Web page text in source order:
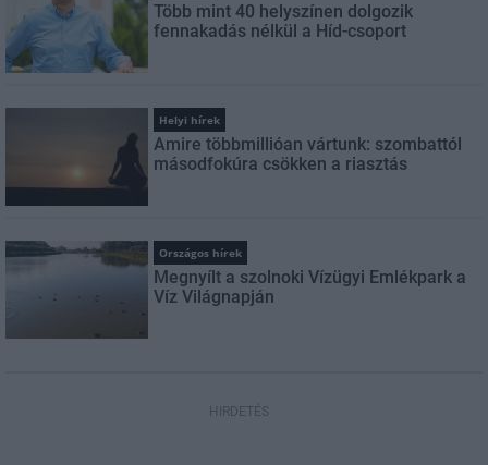
Több mint 40 helyszínen dolgozik
fennakadás nélkül a Híd-csoport
Helyi hírek
Amire többmillióan vártunk: szombattól
másodfokúra csökken a riasztás
Országos hírek
Megnyílt a szolnoki Vízügyi Emlékpark a
Víz Világnapján
HIRDETÉS